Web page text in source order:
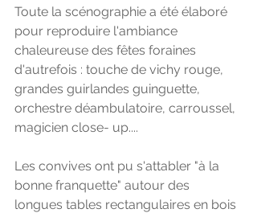
Toute la scénographie a été élaboré
pour reproduire l'ambiance
chaleureuse des fêtes foraines
d'autrefois : touche de vichy rouge,
grandes guirlandes guinguette,
orchestre déambulatoire, carroussel,
magicien close- up....
Les convives ont pu s'attabler "à la
bonne franquette" autour des
longues tables rectangulaires en bois